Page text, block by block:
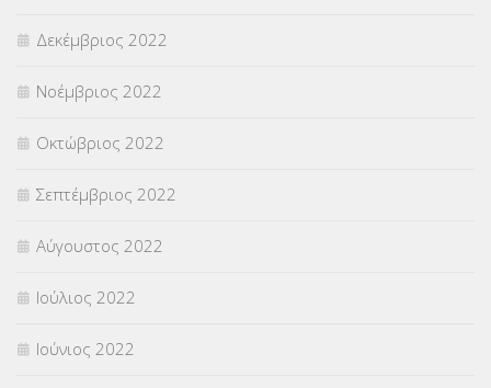
Δεκέμβριος 2022
Νοέμβριος 2022
Οκτώβριος 2022
Σεπτέμβριος 2022
Αύγουστος 2022
Ιούλιος 2022
Ιούνιος 2022